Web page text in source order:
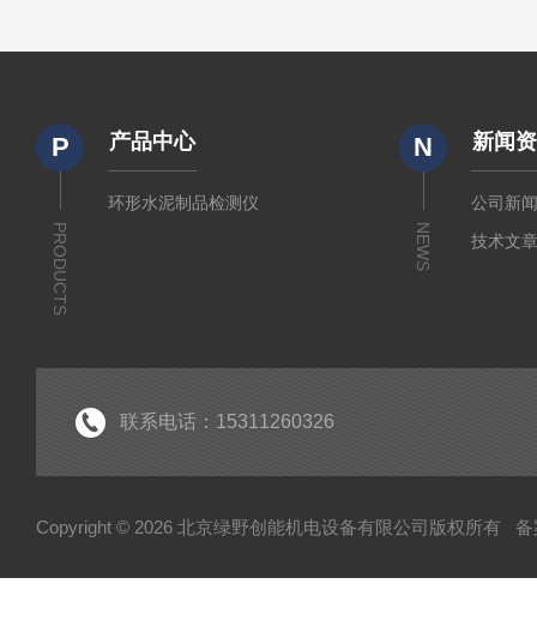
P
PRODUCTS
产品中心
环形水泥制品检测仪
N
NEWS
新闻
公司新
技术文
联系电话：15311260326
Copyright © 2026 北京绿野创能机电设备有限公司版权所有 备